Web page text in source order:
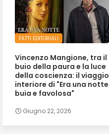
FATTI EDITORIALI
Vincenzo Mangione, tra il
buio della paura e la luce
della coscienza: il viaggio
interiore di "Era una notte
buia e favolosa"
Giugno 22, 2026